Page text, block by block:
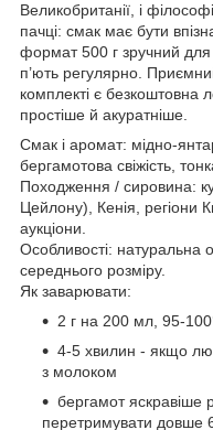
Великобританії, і
пачці: смак має бути
формат 500 г зручний
п’ють регулярно.
комплекті є безкоштовна
простіше й акуратніше.
Смак і аромат: мідно-
бергамотова свіжість,
Походження / сировина:
Цейлону), Кенія, регіони
аукціони.
Особливості: натуральна
середнього розміру.
Як заварювати:
2 г на 200 мл, 95-
4-5 хвилин - якщо
з молоком
бергамот яскравіше
перетримувати довше